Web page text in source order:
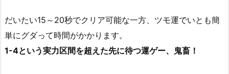
だいたい15～20秒でクリア可能な一方、ツモ運でいとも簡
単にグダって時間がかかります。
1-4という実力区間を超えた先に待つ運ゲー、鬼畜！